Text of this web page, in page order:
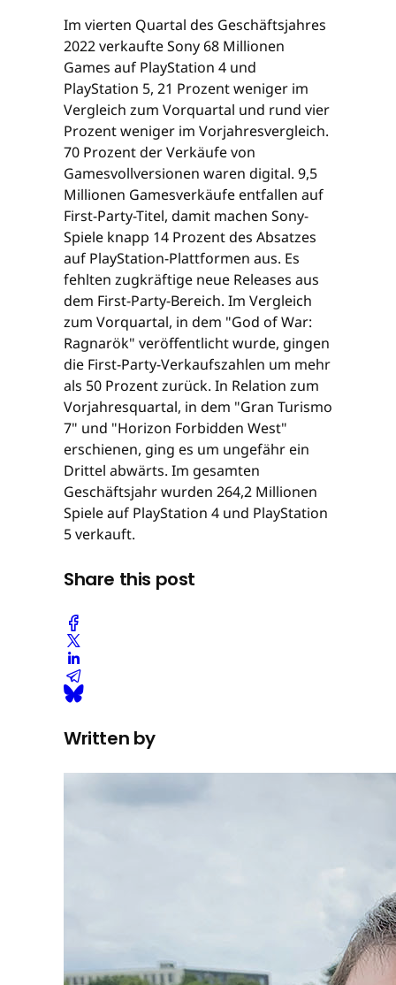
Im vierten Quartal des Geschäftsjahres
2022 verkaufte Sony 68 Millionen
Games auf PlayStation 4 und
PlayStation 5, 21 Prozent weniger im
Vergleich zum Vorquartal und rund vier
Prozent weniger im Vorjahresvergleich.
70 Prozent der Verkäufe von
Gamesvollversionen waren digital. 9,5
Millionen Gamesverkäufe entfallen auf
First-Party-Titel, damit machen Sony-
Spiele knapp 14 Prozent des Absatzes
auf PlayStation-Plattformen aus. Es
fehlten zugkräftige neue Releases aus
dem First-Party-Bereich. Im Vergleich
zum Vorquartal, in dem "God of War:
Ragnarök" veröffentlicht wurde, gingen
die First-Party-Verkaufszahlen um mehr
als 50 Prozent zurück. In Relation zum
Vorjahresquartal, in dem "Gran Turismo
7" und "Horizon Forbidden West"
erschienen, ging es um ungefähr ein
Drittel abwärts. Im gesamten
Geschäftsjahr wurden 264,2 Millionen
Spiele auf PlayStation 4 und PlayStation
5 verkauft.
Share this post
Written by